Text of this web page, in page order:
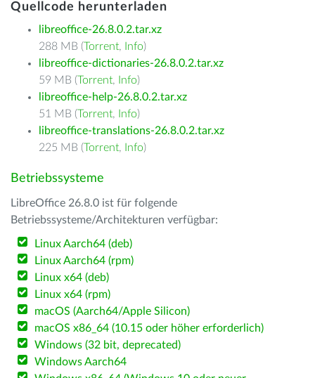
Quellcode herunterladen
libreoffice-26.8.0.2.tar.xz
288 MB (Torrent, Info)
libreoffice-dictionaries-26.8.0.2.tar.xz
59 MB (Torrent, Info)
libreoffice-help-26.8.0.2.tar.xz
51 MB (Torrent, Info)
libreoffice-translations-26.8.0.2.tar.xz
225 MB (Torrent, Info)
Betriebssysteme
LibreOffice 26.8.0 ist für folgende
Betriebssysteme/Architekturen verfügbar:
Linux Aarch64 (deb)
Linux Aarch64 (rpm)
Linux x64 (deb)
Linux x64 (rpm)
macOS (Aarch64/Apple Silicon)
macOS x86_64 (10.15 oder höher erforderlich)
Windows (32 bit, deprecated)
Windows Aarch64